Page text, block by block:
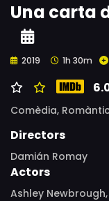
Una carta
2019 1h 30m
Comèdia,
Directors
Damián Romay
Actors
Ashley